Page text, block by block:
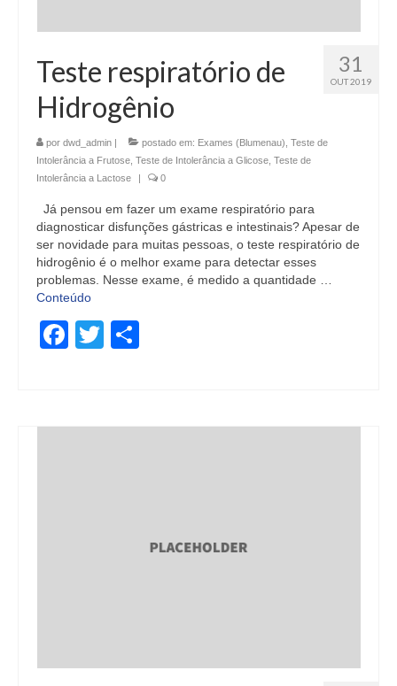
31
OUT 2019
Teste respiratório de
Hidrogênio
por dwd_admin | postado em: Exames (Blumenau) Teste de
Intolerância a Frutose Teste de Intolerância a Glicose Teste de
Intolerância a Lactose
| 0
Já pensou em fazer um exame respiratório para
diagnosticar disfunções gástricas e intestinais? Apesar de
ser novidade para muitas pessoas, o teste respiratório de
hidrogênio é o melhor exame para detectar esses
problemas. Nesse exame, é medido a quantidade …
Conteúdo
Facebook
Twitter